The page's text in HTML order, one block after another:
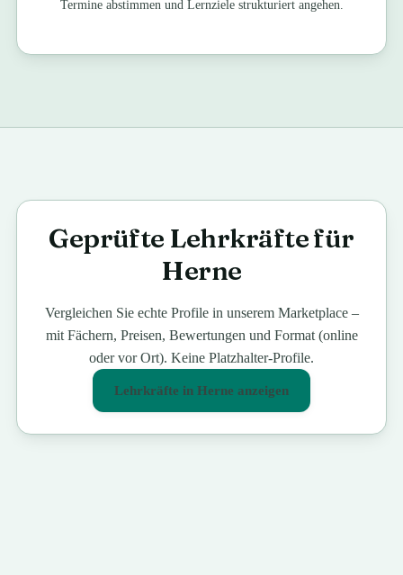
Termine abstimmen und Lernziele strukturiert angehen.
Geprüfte Lehrkräfte für
Herne
Vergleichen Sie echte Profile in unserem Marketplace –
mit Fächern, Preisen, Bewertungen und Format (online
oder vor Ort). Keine Platzhalter-Profile.
Lehrkräfte in Herne anzeigen